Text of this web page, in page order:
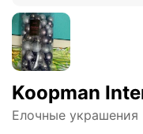
Koopman
Елочные украшения